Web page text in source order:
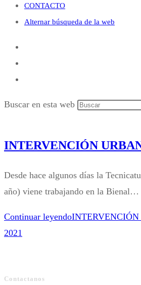
CONTACTO
Alternar búsqueda de la web
Buscar en esta web
INTERVENCIÓN
Desde hace algunos días la
año) viene trabajando en la Bienal…
Continuar leyendo
2021
Contactanos